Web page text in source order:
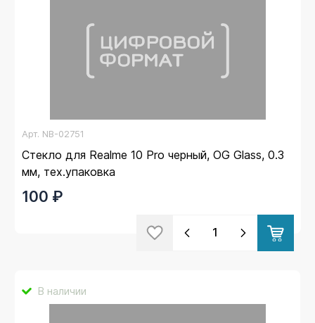
Арт. NB-02751
Стекло для Realme 10 Pro черный, OG Glass, 0.3
мм, тех.упаковка
100 ₽
В наличии